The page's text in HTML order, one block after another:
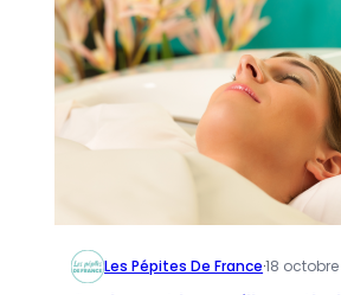
Les Pépites De France·18